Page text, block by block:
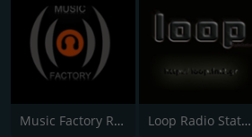
Music Factory Radio Loop Radio Station